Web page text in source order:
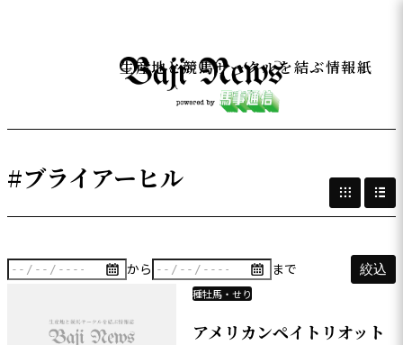
生産地と競馬サークルを結ぶ情報紙
#ブライアーヒル
から まで 絞込
種牡馬・せり
アメリカンペイトリオット